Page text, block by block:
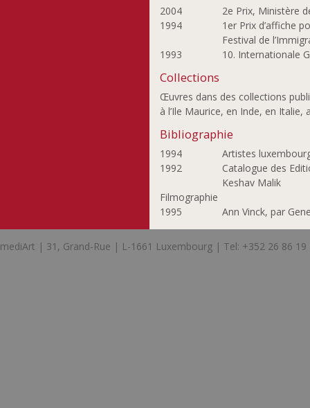
2004
2e Prix, Ministère
1994
1er Prix d’affiche
Festival de
1993
10. Internationale
Collections
Œuvres dans des collections
à l’Ile Maurice, en Inde, en
Bibliographie
1994
Artistes
1992
Catalogue des
Keshav Malik
Filmographie
1995
Ann Vinck, par
mediArt | 31, Grand-Rue | L-1661 Luxembourg | Tel: +352 26 86